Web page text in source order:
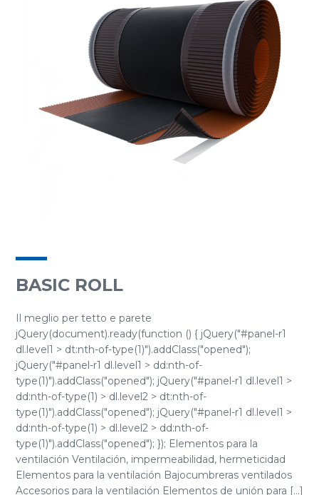
BASIC ROLL
Il meglio per tetto e parete
jQuery(document).ready(function () { jQuery("#panel-r1
dl.level1 > dt:nth-of-type(1)").addClass("opened");
jQuery("#panel-r1 dl.level1 > dd:nth-of-
type(1)").addClass("opened"); jQuery("#panel-r1 dl.level1 >
dd:nth-of-type(1) > dl.level2 > dt:nth-of-
type(1)").addClass("opened"); jQuery("#panel-r1 dl.level1 >
dd:nth-of-type(1) > dl.level2 > dd:nth-of-
type(1)").addClass("opened"); }); Elementos para la
ventilación Ventilación, impermeabilidad, hermeticidad
Elementos para la ventilación Bajocumbreras ventilados
Accesorios para la ventilación Elementos de unión para [...]